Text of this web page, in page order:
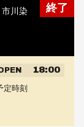
終了
川染
18:00
定時刻